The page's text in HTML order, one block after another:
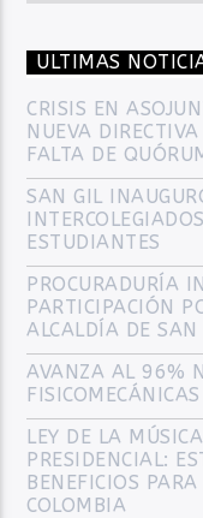
ULTIMAS
CRISIS EN
NUEVA
FALTA DE
SAN GIL
ESTUDIANTES
PROCURADURÍA
PARTICIPACIÓN
ALCALDÍA DE SAN
AVANZA AL 96%
LEY DE LA
PRESIDENCIAL:
BENEFICIOS
COLOMBIA